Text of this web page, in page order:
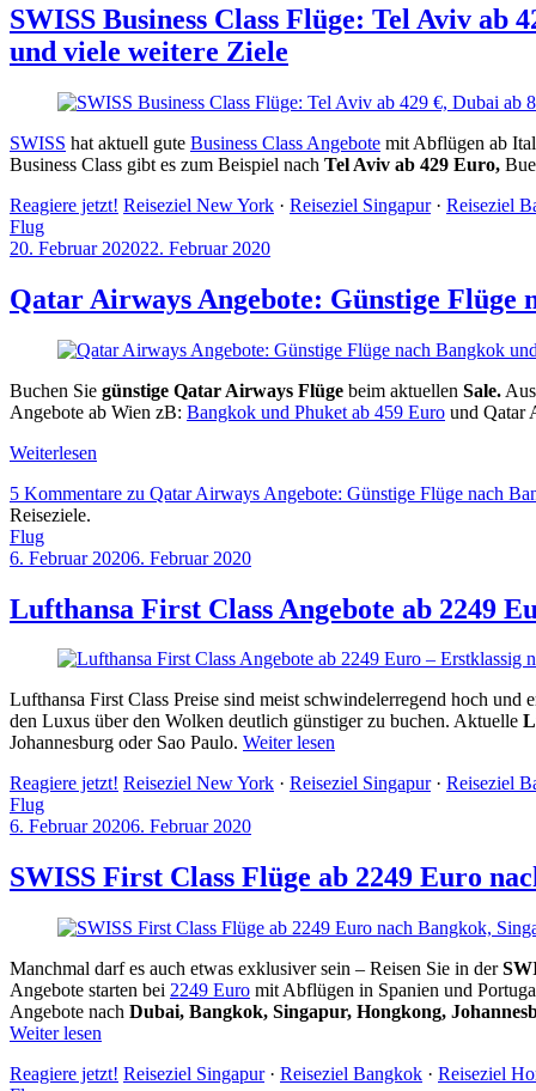
Allan
SWISS Business Class Flüge: Tel Aviv ab
und viele weitere Ziele
SWISS hat aktuell gute Business Class Angebote mit Abflügen ab
Business Class gibt es zum Beispiel nach Tel Aviv ab 429 Euro,
Reagiere jetzt! Reiseziel New York · Reiseziel Singapur· Reiseziel
Flug
20. Februar 202022. Februar 2020
Allan
Qatar Airways Angebote: Günstige Flüge
Buchen Sie günstige Qatar Airways Flüge beim aktuellen Sale.
Angebote ab Wien zB: Bangkok und Phuket ab 459 Euro und Qatar
Weiterlesen
5 Kommentare zu Qatar Airways Angebote: Günstige Flüge nach
Reiseziele.
Flug
6. Februar 20206. Februar 2020
Allan
Lufthansa First Class Angebote ab 2249
Lufthansa First Class Preise sind meist schwindelerregend hoch
den Luxus über den Wolken deutlich günstiger zu buchen. Aktuelle
Johannesburg oder Sao Paulo. Weiter lesen
Reagiere jetzt! Reiseziel New York · Reiseziel Singapur· Reiseziel
Flug
6. Februar 20206. Februar 2020
Allan
SWISS First Class Flüge ab 2249 Euro
Manchmal darf es auch etwas exklusiver sein – Reisen Sie in der
Angebote starten bei 2249 Euro mit Abflügen in Spanien und
Angebote nach Dubai, Bangkok, Singapur, Hongkong,
Weiter lesen
Reagiere jetzt! Reiseziel Singapur· Reiseziel Bangkok · Reiseziel